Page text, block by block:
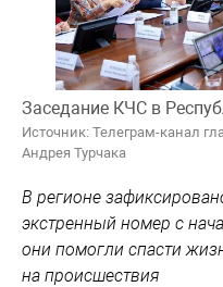
Заседание КЧС в
Источник: Телеграм-канал
Андрея Турчака
В регионе
экстренный номер с
они помогли спасти
на происшествия